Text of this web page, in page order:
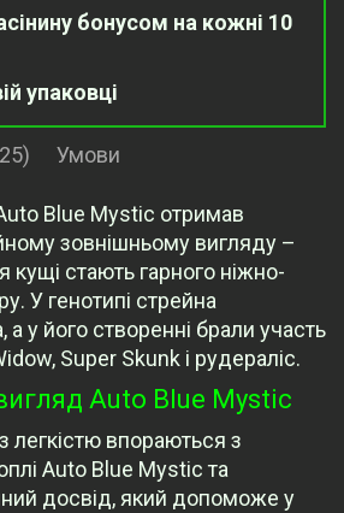
бонусом на кожні 10
упаковці
Умови
Blue Mystic отримав
зовнішньому вигляду –
кущі стають гарного ніжно-
У генотипі стрейна
у його створенні брали участь
Super Skunk і рудераліс.
Auto Blue Mystic
легкістю впораються з
Auto Blue Mystic та
досвід, який допоможе у